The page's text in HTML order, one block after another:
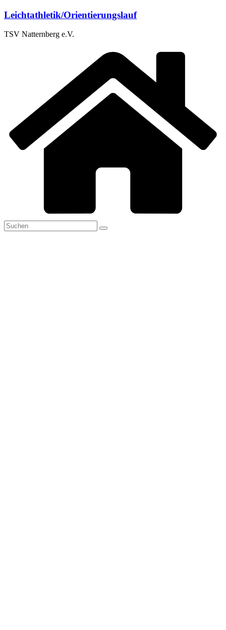
Zum
springen
Leichtathletik/Orientierungslauf
TSV Natternberg e.V.